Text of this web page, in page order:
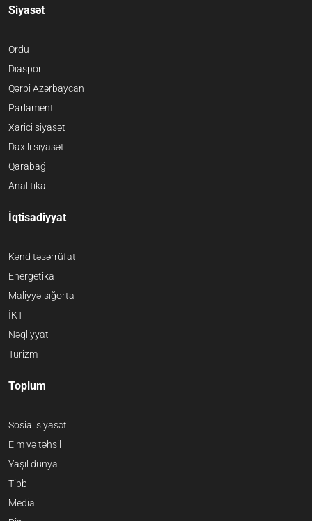
Siyasət
Ordu
Diaspor
Qərbi Azərbaycan
Parlament
Xarici siyasət
Daxili siyasət
Qarabağ
Analitika
İqtisadiyyat
Kənd təsərrüfatı
Energetika
Maliyyə-sığorta
İKT
Nəqliyyat
Turizm
Toplum
Sosial siyasət
Elm və təhsil
Yaşıl dünya
Tibb
Media